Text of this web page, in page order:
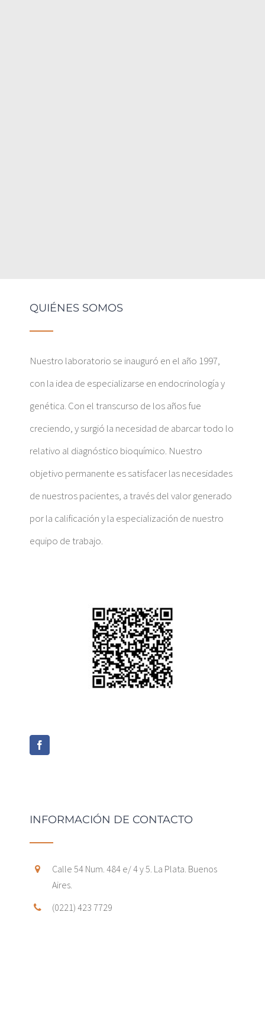
QUIÉNES SOMOS
Nuestro laboratorio se inauguró en el año 1997,
con la idea de especializarse en endocrinología y
genética. Con el transcurso de los años fue
creciendo, y surgió la necesidad de abarcar todo lo
relativo al diagnóstico bioquímico. Nuestro
objetivo permanente es satisfacer las necesidades
de nuestros pacientes, a través del valor generado
por la calificación y la especialización de nuestro
equipo de trabajo.
INFORMACIÓN DE CONTACTO
Calle 54 Num. 484 e/ 4 y 5. La Plata. Buenos
Aires.
(0221) 423 7729